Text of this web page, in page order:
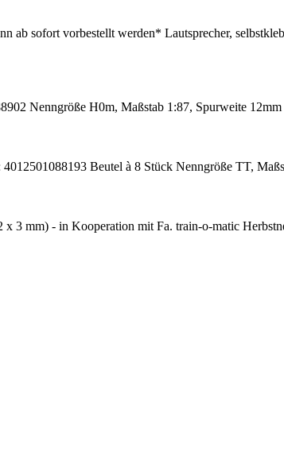
sofort vorbestellt werden* Lautsprecher,
Nenngröße H0m, Maßstab 1:87, Spurweite
Beutel à 8 Stück Nenngröße TT,
3 mm) - in Kooperation mit Fa. train-o-matic